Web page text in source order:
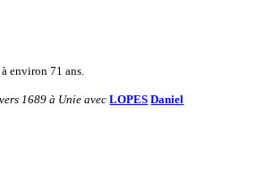
environ 71 ans.
vers 1689 à Unie avecLOPES Daniel